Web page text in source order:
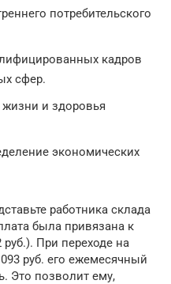
потребительского
кадров
сфер.
и здоровья
экономических
работника склада
была привязана к
При переходе на
руб. его ежемесячный
Это позволит ему,